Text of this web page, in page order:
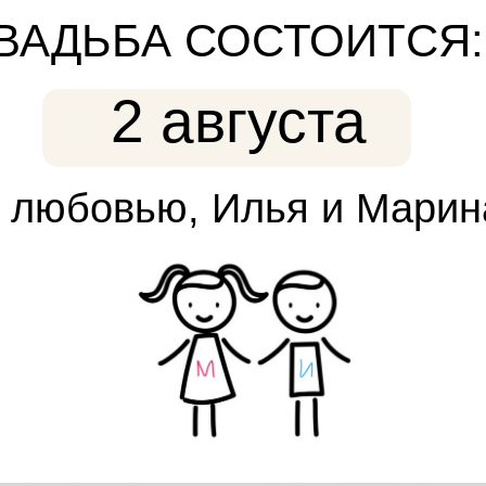
Будем рады, если это
событие вы разделите
вместе с нами.
Илья и
СОСТОИТСЯ:
2 августа